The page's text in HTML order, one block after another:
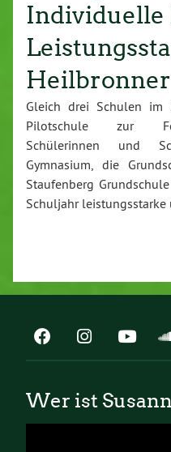
Individuelle
Gleich drei Schulen im
Pilotschule zur
Schülerinnen und
Gymnasium, die
Staufenberg
Schuljahr
Wer ist